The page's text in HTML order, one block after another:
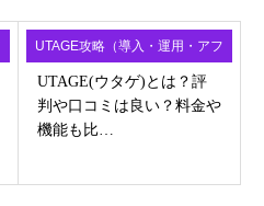
UTAGE攻略（導入・運用・アフ
ィ）
UTAGE(ウタゲ)とは？評
判や口コミは良い？料金や
機能も比…